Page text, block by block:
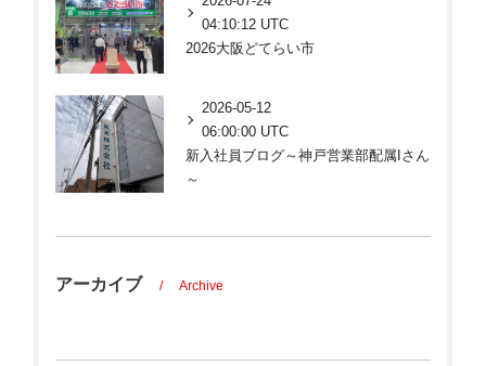
04:10:12 UTC
2026大阪どてらい市
2026-05-12
06:00:00 UTC
新入社員ブログ～神戸営業部配属Iさん
～
アーカイブ Archive